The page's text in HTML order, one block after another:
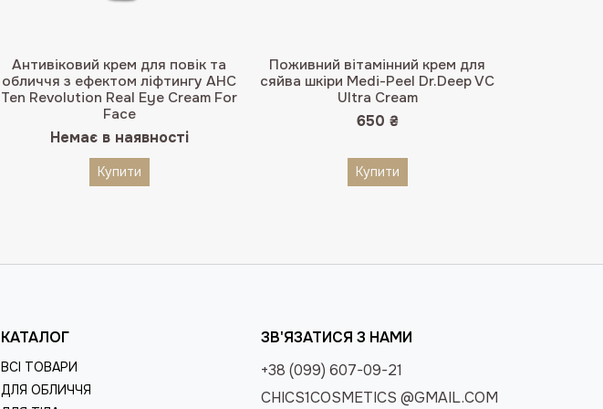
Антивіковий крем для повік та
обличчя з ефектом ліфтингу AHC
Ten Revolution Real Eye Cream For
Face
Немає в наявності
Купити
Поживний вітамінний крем для
сяйва шкіри Medi-Peel Dr.Deep VC
Ultra Cream
650 ₴
Купити
КАТАЛОГ
ВСІ ТОВАРИ
ДЛЯ ОБЛИЧЧЯ
ЗВ'ЯЗАТИСЯ З НАМИ
+38 (099) 607-09-21
CHICS1COSMETICS @GMAIL.COM